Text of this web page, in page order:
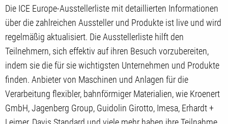
Die ICE Europe-Ausstellerliste mit detaillierten Informationen
über die zahlreichen Aussteller und Produkte ist live und wird
regelmäßig aktualisiert. Die Ausstellerliste hilft den
Teilnehmern, sich effektiv auf ihren Besuch vorzubereiten,
indem sie die für sie wichtigsten Unternehmen und Produkte
finden. Anbieter von Maschinen und Anlagen für die
Verarbeitung flexibler, bahnförmiger Materialien, wie Kroenert
GmbH, Jagenberg Group, Guidolin Girotto, Imesa, Erhardt +